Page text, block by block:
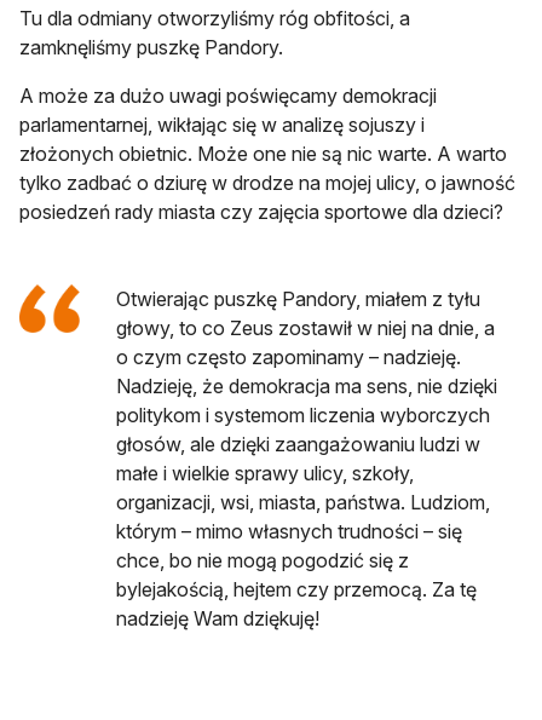
Tu dla odmiany otworzyliśmy róg obfitości, a
zamknęliśmy puszkę Pandory.
A może za dużo uwagi poświęcamy demokracji
parlamentarnej, wikłając się w analizę sojuszy i
złożonych obietnic. Może one nie są nic warte. A warto
tylko zadbać o dziurę w drodze na mojej ulicy, o jawność
posiedzeń rady miasta czy zajęcia sportowe dla dzieci?
Otwierając puszkę Pandory, miałem z tyłu
głowy, to co Zeus zostawił w niej na dnie, a
o czym często zapominamy – nadzieję.
Nadzieję, że demokracja ma sens, nie dzięki
politykom i systemom liczenia wyborczych
głosów, ale dzięki zaangażowaniu ludzi w
małe i wielkie sprawy ulicy, szkoły,
organizacji, wsi, miasta, państwa. Ludziom,
którym – mimo własnych trudności – się
chce, bo nie mogą pogodzić się z
bylejakością, hejtem czy przemocą. Za tę
nadzieję Wam dziękuję!